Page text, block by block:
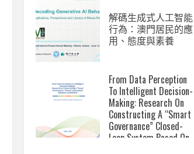
解碼生成式人工智能
行為：澳門居民的應
用、態度與素養
From Data Perception
To Intelligent Decision-
Making: Research On
Constructing A “Smart
Governance” Closed-
Loop System Based On